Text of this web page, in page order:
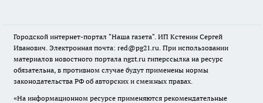
Городской интернет-портал "Наша газета". ИП Кстенин Сергей
Иванович. Электронная почта: red@pg21.ru. При использовании
материалов новостного портала ngzt.ru гиперссылка на ресурс
обязательна, в противном случае будут применены нормы
законодательства РФ об авторских и смежных правах.
«На информационном ресурсе применяются рекомендательные